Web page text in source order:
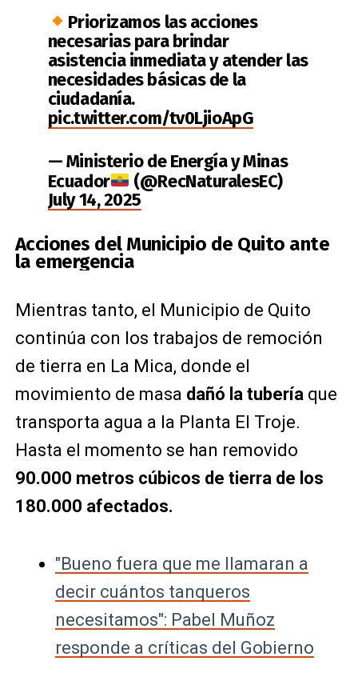
Priorizamos las acciones
necesarias para brindar
asistencia inmediata y atender las
necesidades básicas de la
ciudadanía.
pic.twitter.com/tv0LjioApG
— Ministerio de Energía y Minas
Ecuador
(@RecNaturalesEC)
July 14, 2025
Acciones del Municipio de Quito ante
la emergencia
Mientras tanto, el Municipio de Quito
continúa con los trabajos de remoción
de tierra en La Mica, donde el
movimiento de masa dañó la tuberíaque
transporta agua a la Planta El Troje.
Hasta el momento se han removido
90.000 metros cúbicos de tierra de los
180.000 afectados.
"Bueno fuera que me llamaran a
decir cuántos tanqueros
necesitamos": Pabel Muñoz
responde a críticas del Gobierno